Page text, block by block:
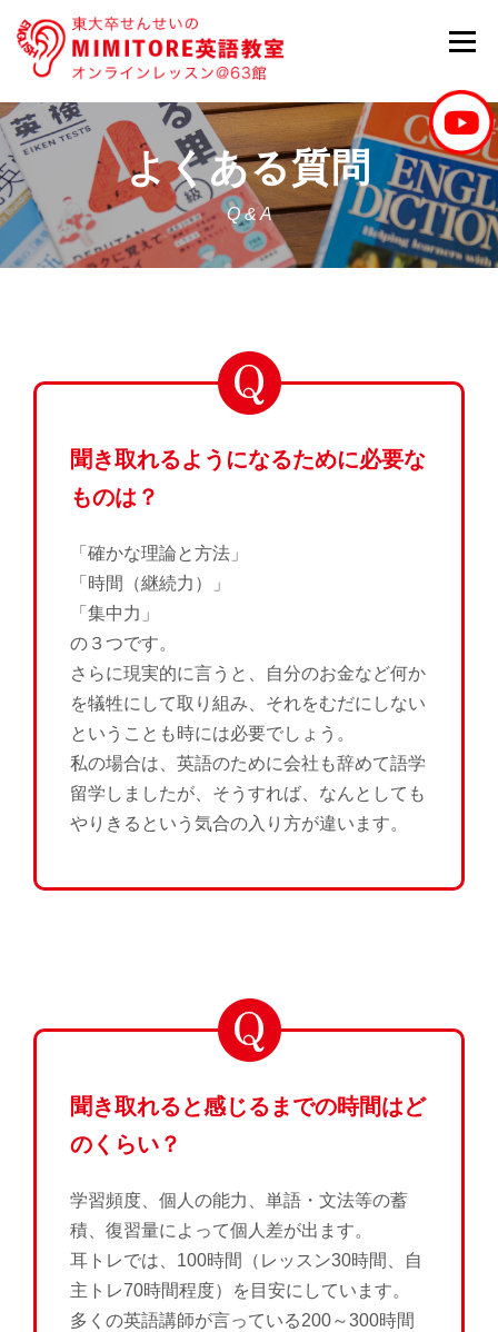
ン
ツ
へ
ス
キ
ッ
メニ
HOME 学習内容 プラン・料金
よくある質問 講師紹介 お知らせ
よくある質問
Q & A
聞き取れるようになるために必要な
ものは？
「確かな理論と方法」
「時間（継続力）」
「集中力」
の３つです。
さらに現実的に言うと、自分のお金など何か
を犠牲にして取り組み、それをむだにしない
ということも時には必要でしょう。
私の場合は、英語のために会社も辞めて語学
留学しましたが、そうすれば、なんとしても
やりきるという気合の入り方が違います。
聞き取れると感じるまでの時間はど
のくらい？
学習頻度、個人の能力、単語・文法等の蓄
積、復習量によって個人差が出ます。
耳トレでは、100時間（レッスン30時間、自
主トレ70時間程度）を目安にしています。
多くの英語講師が言っている200～300時間